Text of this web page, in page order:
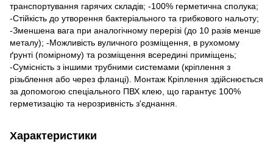
транспортування гарячих складів; -100% герметична сполука;
-Стійкість до утворення бактеріального та грибкового нальоту;
-Зменшена вага при аналогічному перерізі (до 10 разів менше
металу); -Можливість вуличного розміщення, в рухомому
ґрунті (помірному) та розміщення всередині приміщень;
-Сумісність з іншими трубними системами (кріплення з
різьблення або через фланці). Монтаж Кріплення здійснюється
за допомогою спеціального ПВХ клею, що гарантує 100%
герметизацію та нерозривність з'єднання.
Характеристики